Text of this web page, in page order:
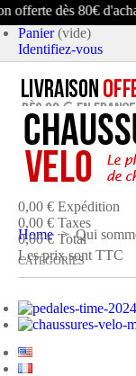
dès 80€
Panier (vide)
Identifiez-vous
article (vide)
Aucun produit
0,00 € Expédition
0,00 € Taxes
0,00 € Total
Les prix sont TTC
Home > Qui
CATÉGORIES